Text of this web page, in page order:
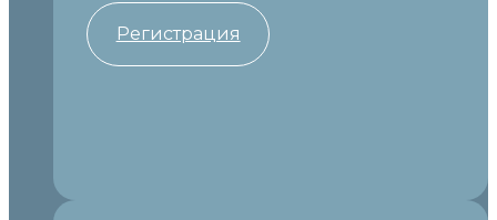
Регистрация